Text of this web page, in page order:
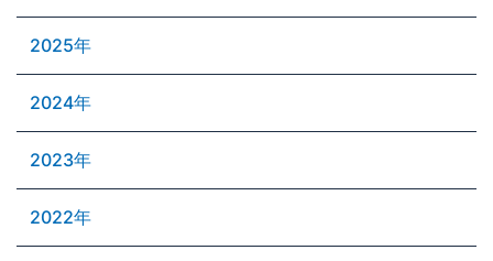
2025年
2024年
2023年
2022年